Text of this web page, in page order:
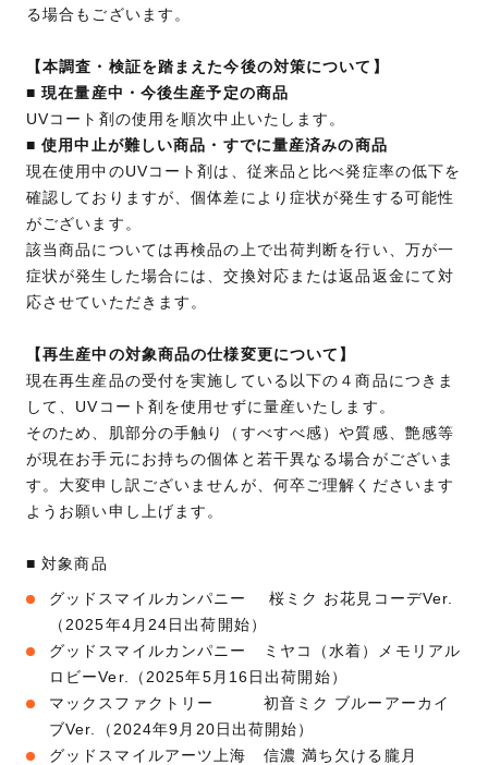
る場合もございます。
【本調査・検証を踏まえた今後の対策について】
■ 現在量産中・今後生産予定の商品
UVコート剤の使用を順次中止いたします。
■ 使用中止が難しい商品・すでに量産済みの商品
現在使用中のUVコート剤は、従来品と比べ発症率の低下を
確認しておりますが、個体差により症状が発生する可能性
がございます。
該当商品については再検品の上で出荷判断を行い、万が一
症状が発生した場合には、交換対応または返品返金にて対
応させていただきます。
【再生産中の対象商品の仕様変更について】
現在再生産品の受付を実施している以下の４商品につきま
して、UVコート剤を使用せずに量産いたします。
そのため、肌部分の手触り（すべすべ感）や質感、艶感等
が現在お手元にお持ちの個体と若干異なる場合がございま
す。大変申し訳ございませんが、何卒ご理解くださいます
ようお願い申し上げます。
■ 対象商品
グッドスマイルカンパニー 桜ミク お花見コーデVer.
（2025年4月24日出荷開始）
グッドスマイルカンパニー ミヤコ（水着）メモリアル
ロビーVer.（2025年5月16日出荷開始）
マックスファクトリー 初音ミク ブルーアーカイ
ブVer.（2024年9月20日出荷開始）
グッドスマイルアーツ上海 信濃 満ち欠ける朧月